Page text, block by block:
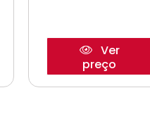
Ver
preço